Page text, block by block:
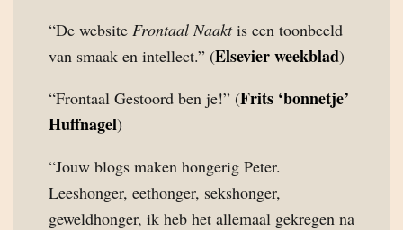
“De website Frontaal Naaktis een toonbeeld
van smaak en intellect.” (Elsevier weekblad)
“Frontaal Gestoord ben je!” (Frits ‘bonnetje’
Huffnagel)
“Jouw blogs maken hongerig Peter.
Leeshonger, eethonger, sekshonger,
geweldhonger, ik heb het allemaal gekregen na